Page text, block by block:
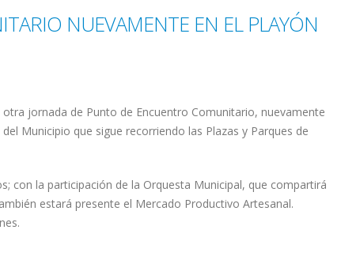
NUEVAMENTE EN EL PLAYÓN
jornada de Punto de Encuentro Comunitario, nuevamente
Municipio que sigue recorriendo las Plazas y Parques de
con la participación de la Orquesta Municipal, que compartirá
estará presente el Mercado Productivo Artesanal.